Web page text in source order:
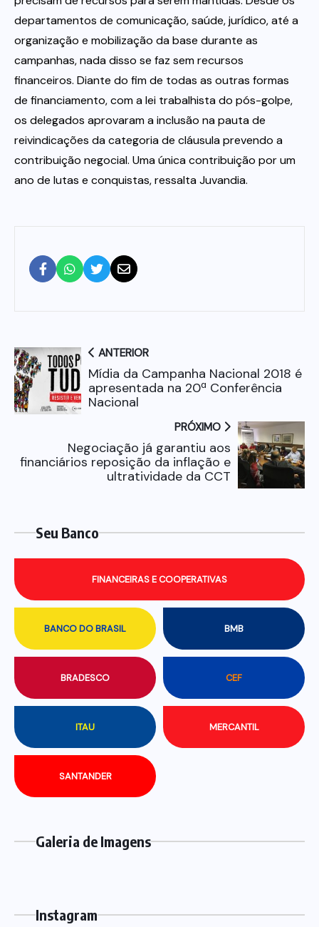
departamentos de comunicação, saúde, jurídico, até a
organização e mobilização da base durante as
campanhas, nada disso se faz sem recursos
financeiros. Diante do fim de todas as outras formas
de financiamento, com a lei trabalhista do pós-golpe,
os delegados aprovaram a inclusão na pauta de
reivindicações da categoria de cláusula prevendo a
contribuição negocial. Uma única contribuição por um
ano de lutas e conquistas, ressalta Juvandia.
ANTERIOR
Mídia da Campanha Nacional 2018 é
apresentada na 20ª Conferência
Nacional
PRÓXIMO
Negociação já garantiu aos
financiários reposição da inflação e
ultratividade da CCT
Seu Banco
BANCO DO BRASIL BMB
BRADESCO CEF
FINANCEIRAS E COOPERATIVAS
ITAU MERCANTIL
SANTANDER
Galeria de Imagens
Instagram